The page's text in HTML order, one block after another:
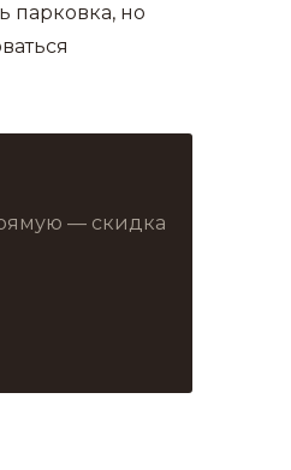
парковка, но
— скидка